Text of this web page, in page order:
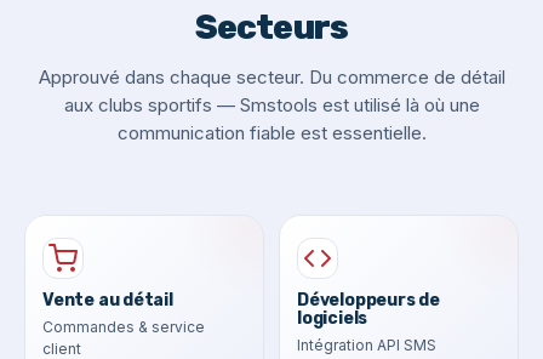
Secteurs
Approuvé dans chaque secteur. Du commerce de détail
aux clubs sportifs — Smstools est utilisé là où une
communication fiable est essentielle.
Vente au détail
Commandes & service
client
Développeurs de
logiciels
Intégration API SMS